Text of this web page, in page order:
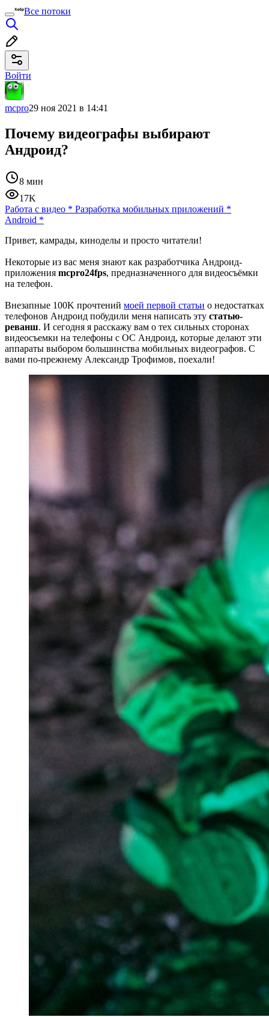
Все потоки
Войти
mcpro29 ноя 2021 в 14:41
Почему видеографы выбирают
Андроид?
8 мин
17K
Работа с видео * Разработка мобильных приложений *
Android *
Привет, камрады, киноделы и просто читатели!
Некоторые из вас меня знают как разработчика Андроид-
приложения mcpro24fps, предназначенного для видеосъёмки
на телефон.
Внезапные 100K прочтений моей первой статьи о недостатках
телефонов Андроид побудили меня написать эту статью-
реванш. И сегодня я расскажу вам о тех сильных сторонах
видеосъемки на телефоны с ОС Андроид, которые делают эти
аппараты выбором большинства мобильных видеографов. С
вами по-прежнему Александр Трофимов, поехали!